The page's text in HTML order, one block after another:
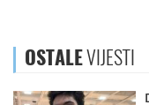
OSTALEVIJESTI